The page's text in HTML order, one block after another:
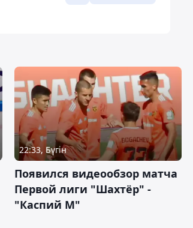
22:33, Бүгін
Появился видеообзор матча
Первой лиги "Шахтёр" -
"Каспий М"